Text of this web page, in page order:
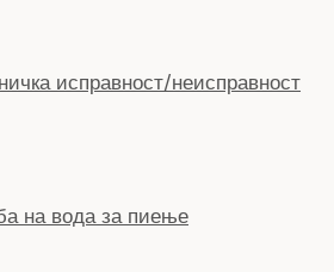
исправност/неисправност
на вода за пиење